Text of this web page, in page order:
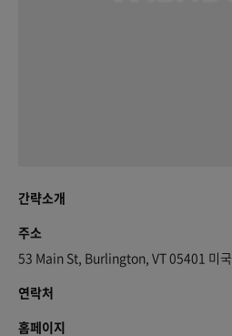
간략소개
주소
53 Main St, Burlington, VT 05401 미국
연락처
홈페이지